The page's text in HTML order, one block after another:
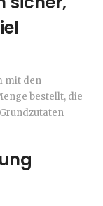
mit den
bestellt, die